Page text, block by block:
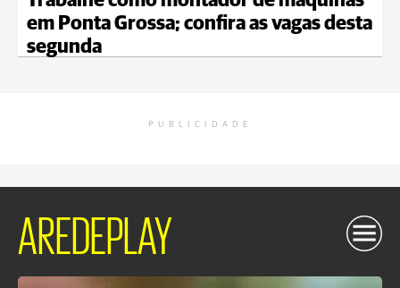
em Ponta Grossa; confira as vagas desta
segunda
PUBLICIDADE
AREDEPLAY